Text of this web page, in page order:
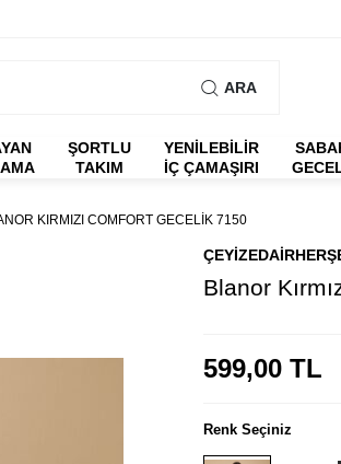
ARA
ŞORTLU
TAKIM
YENİLEBİLİR
İÇ ÇAMAŞIRI
KIRMIZI COMFORT GECELIK 7150
Blanor
599,00 TL
Renk Seçiniz